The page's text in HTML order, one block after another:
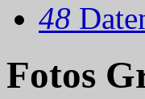
48
Fotos